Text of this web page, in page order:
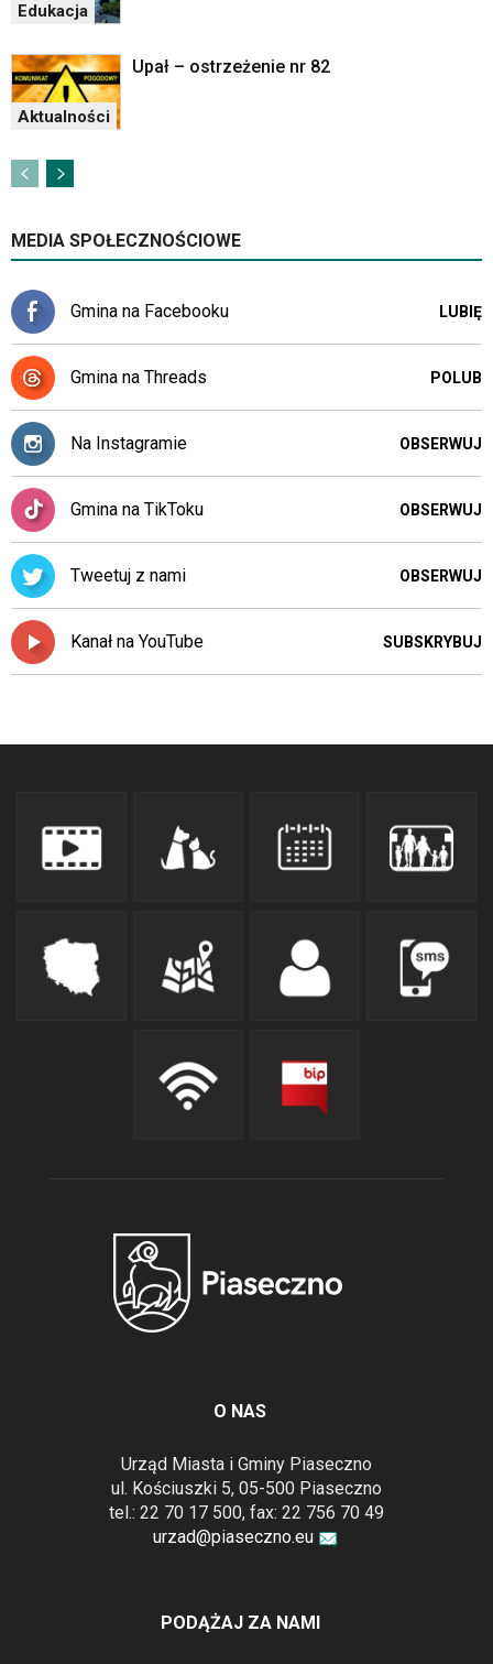
Edukacja
Aktualności
Upał – ostrzeżenie nr 82
MEDIA SPOŁECZNOŚCIOWE
Gmina na Facebooku LUBIĘ
Gmina na Threads POLUB
Na Instagramie OBSERWUJ
Gmina na TikToku OBSERWUJ
Tweetuj z nami OBSERWUJ
Kanał na YouTube SUBSKRYBUJ
O NAS
Urząd Miasta i Gminy Piaseczno
ul. Kościuszki 5, 05-500 Piaseczno
tel.: 22 70 17 500, fax: 22 756 70 49
urzad@piaseczno.eu
PODĄŻAJ ZA NAMI